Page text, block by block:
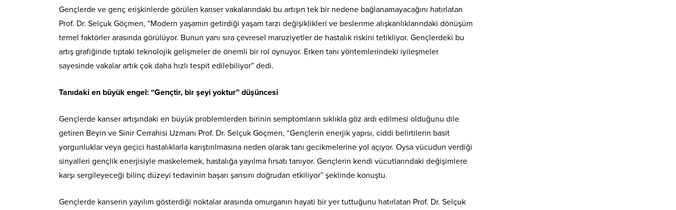
Gençlerde ve genç erişkinlerde görülen kanser vakalarındaki bu artışın tek bir nedene bağlanamayacağını hatırlatan
Prof. Dr. Selçuk Göçmen, “Modern yaşamın getirdiği yaşam tarzı değişiklikleri ve beslenme alışkanlıklarındaki dönüşüm
temel faktörler arasında görülüyor. Bunun yanı sıra çevresel maruziyetler de hastalık riskini tetikliyor. Gençlerdeki bu
artış grafiğinde tıptaki teknolojik gelişmeler de önemli bir rol oynuyor. Erken tanı yöntemlerindeki iyileşmeler
sayesinde vakalar artık çok daha hızlı tespit edilebiliyor” dedi.
Tanıdaki en büyük engel: “Gençtir, bir şeyi yoktur” düşüncesi
Gençlerde kanser artışındaki en büyük problemlerden birinin semptomların sıklıkla göz ardı edilmesi olduğunu dile
getiren Beyin ve Sinir Cerrahisi Uzmanı Prof. Dr. Selçuk Göçmen, “Gençlerin enerjik yapısı, ciddi belirtilerin basit
yorgunluklar veya geçici hastalıklarla karıştırılmasına neden olarak tanı gecikmelerine yol açıyor. Oysa vücudun verdiği
sinyalleri gençlik enerjisiyle maskelemek, hastalığa yayılma fırsatı tanıyor. Gençlerin kendi vücutlarındaki değişimlere
karşı sergileyeceği bilinç düzeyi tedavinin başarı şansını doğrudan etkiliyor” şeklinde konuştu.
Gençlerde kanserin yayılım gösterdiği noktalar arasında omurganın hayati bir yer tuttuğunu hatırlatan Prof. Dr. Selçuk